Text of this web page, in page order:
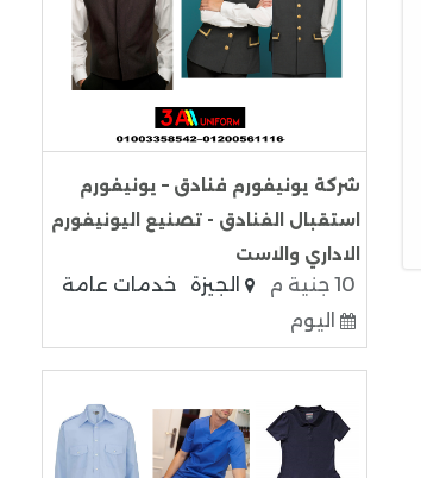
شركة يونيفورم فنادق – يونيفورم
استقبال الفنادق - تصنيع اليونيفورم
الاداري والاست
10 جنية م الجيزة
خدمات عامة
اليوم